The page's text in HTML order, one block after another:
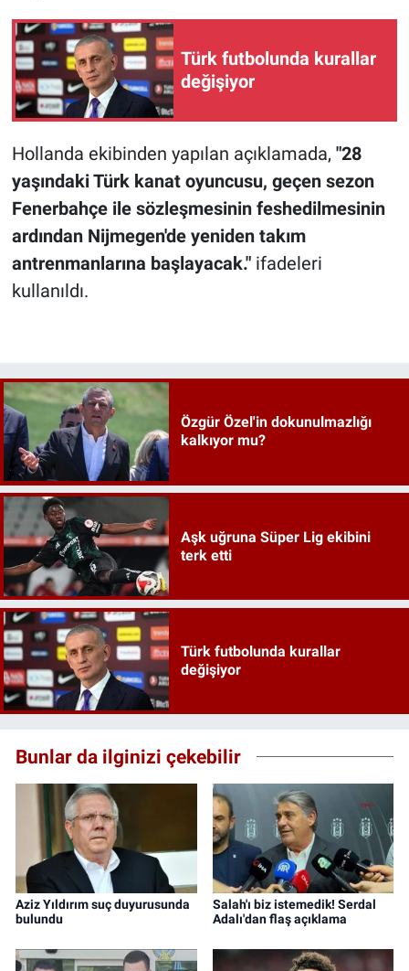
Türk futbolunda kurallar
değişiyor
Hollanda ekibinden yapılan açıklamada, "28
yaşındaki Türk kanat oyuncusu, geçen sezon
Fenerbahçe ile sözleşmesinin feshedilmesinin
ardından Nijmegen'de yeniden takım
antrenmanlarına başlayacak."ifadeleri
kullanıldı.
Özgür Özel'in dokunulmazlığı
kalkıyor mu?
Aşk uğruna Süper Lig ekibini
terk etti
Türk futbolunda kurallar
değişiyor
Bunlar da ilginizi çekebilir
Aziz Yıldırım suç duyurusunda
bulundu
Salah'ı biz istemedik! Serdal
Adalı'dan flaş açıklama